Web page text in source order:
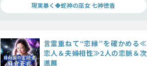
現実暴く◆蛇神の巫女 七神徳香
言霊重ねて“恋縁”を確かめる≪
恋人＆夫婦相性≫2人の恋脈＆次
進展